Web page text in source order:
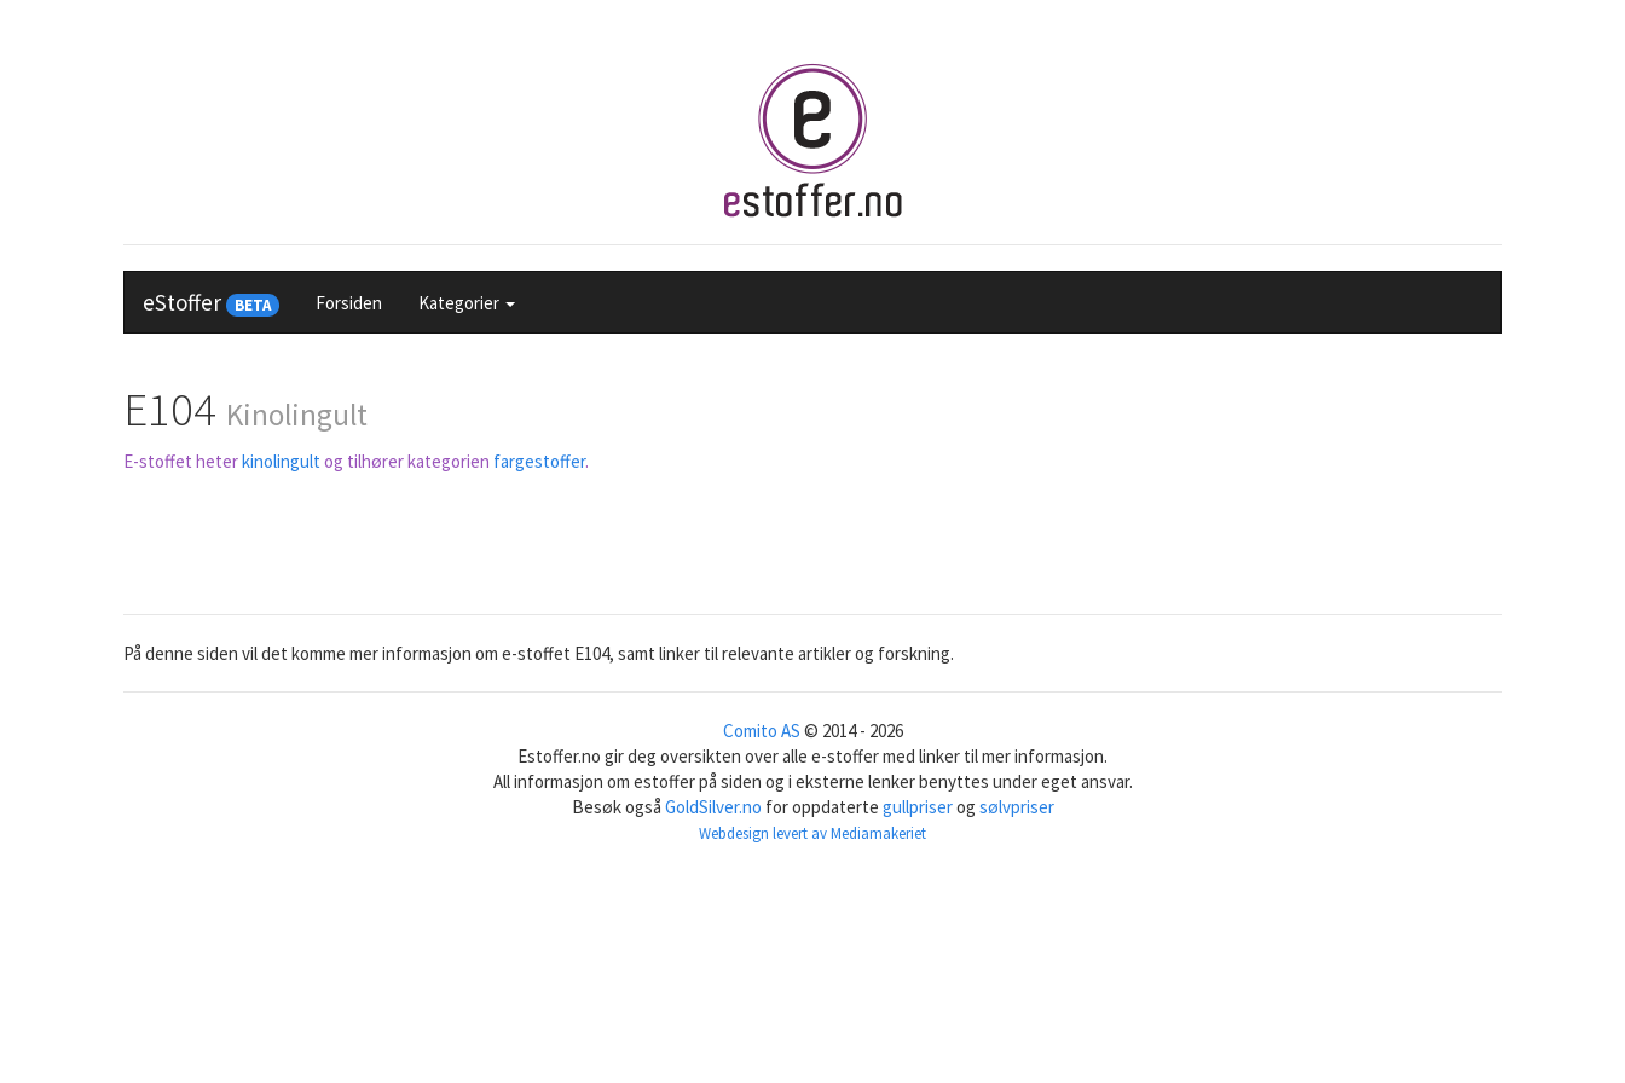
eStoffer BETA Forsiden Kategorier
E104 Kinolingult
E-stoffet heterkinolingult og tilhører kategorien fargestoffer.
På denne siden vil det komme mer informasjon om e-stoffet E104, samt linker til relevante artikler og forskning.
Comito AS © 2014 - 2026
Estoffer.no gir deg oversikten over alle e-stoffer med linker til mer informasjon.
All informasjon om estoffer på siden og i eksterne lenker benyttes under eget ansvar.
Besøk også GoldSilver.no for oppdaterte gullpriserog sølvpriser
Webdesign levert av Mediamakeriet